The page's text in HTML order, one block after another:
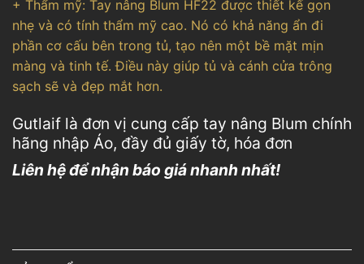
+ Thẩm mỹ: Tay nâng Blum HF22 được thiết kế gọn
nhẹ và có tính thẩm mỹ cao. Nó có khả năng ẩn đi
phần cơ cấu bên trong tủ, tạo nên một bề mặt mịn
màng và tinh tế. Điều này giúp tủ và cánh cửa trông
sạch sẽ và đẹp mắt hơn.
Gutlaif là đơn vị cung cấp tay nâng Blum chính
hãng nhập Áo, đầy đủ giấy tờ, hóa đơn
Liên hệ để nhận báo giá nhanh nhất!